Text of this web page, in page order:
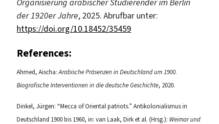
der 1920er Jahre, 2025. Abrufbar unter:
https://doi.org/10.18452/35459
References:
Ahmed, Aischa:Arabische Präsenzen in Deutschland um 1900.
Biografische Interventionen in die deutsche Geschichte, 2020.
Dinkel, Jürgen: “Mecca of Oriental patriots.” Antikolonialismus in
Deutschland 1900 bis 1960, in: van Laak, Dirk et al. (Hrsg.): Weimar und